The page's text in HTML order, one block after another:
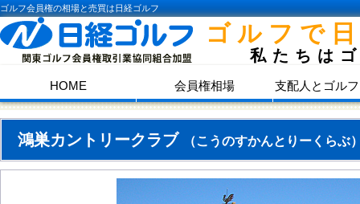
ゴルフ会員権の相場と売買は日経ゴルフ
ゴルフで
私たちは
HOME 会員権相場 支配人とゴル
鴻巣カントリークラブ （こうのすかんとりーくらぶ